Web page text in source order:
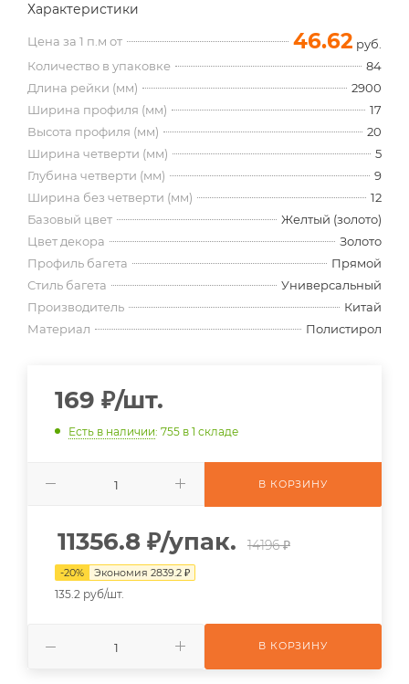
Характеристики
Цена за 1 п.м от 46.62 руб.
Количество в упаковке
84
Длина рейки (мм)
2900
Ширина профиля (мм)
17
Высота профиля (мм)
20
Ширина четверти (мм)
5
Глубина четверти (мм)
9
Ширина без четверти (мм)
12
Базовый цвет
Желтый (золото)
Цвет декора
Золото
Профиль багета
Прямой
Стиль багета
Универсальный
Производитель
Китай
Материал
Полистирол
169 ₽/шт.
Есть в наличии: 755 в 1 складе
В КОРЗИНУ
11356.8 ₽/упак. 14196 ₽
-20% Экономия 2839.2 ₽
135.2 руб/шт.
В КОРЗИНУ